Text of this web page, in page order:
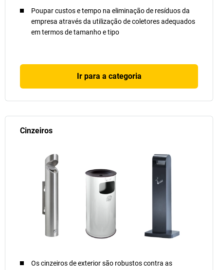
Poupar custos e tempo na eliminação de resíduos da
empresa através da utilização de coletores adequados
em termos de tamanho e tipo
Ir para a categoria
Cinzeiros
Os cinzeiros de exterior são robustos contra as